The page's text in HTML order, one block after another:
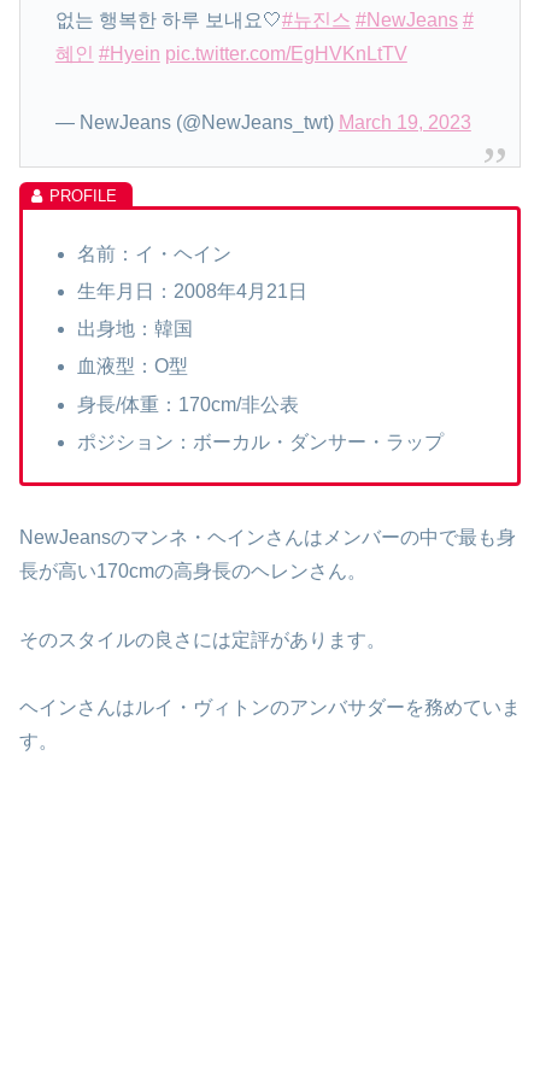
없는 행복한 하루 보내요🤍#뉴진스 #NewJeans #
혜인 #Hyein pic.twitter.com/EgHVKnLtTV
— NewJeans (@NewJeans_twt) March 19, 2023
名前：イ・ヘイン
生年月日：2008年4月21日
出身地：韓国
血液型：O型
身長/体重：170cm/非公表
ポジション：ボーカル・ダンサー・ラップ
NewJeansのマンネ・ヘインさんはメンバーの中で最も身
長が高い170cmの高身長のヘレンさん。
そのスタイルの良さには定評があります。
ヘインさんはルイ・ヴィトンのアンバサダーを務めていま
す。